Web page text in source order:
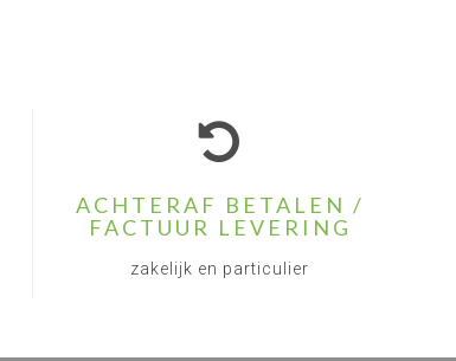
ACHTERAF BETALEN /
FACTUUR LEVERING
zakelijk en particulier